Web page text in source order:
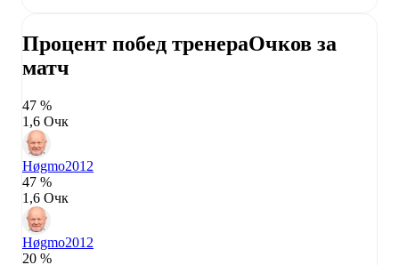
Процент побед тренераОчков за
матч
47 %
1,6 Очк
Høgmo2012
47 %
1,6 Очк
Høgmo2012
20 %